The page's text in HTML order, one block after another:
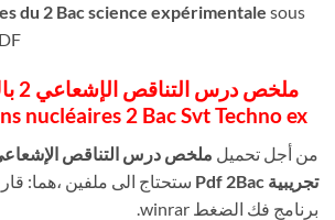
du 2 Bac science expérimentale sous
nucléaires 2 Bac Svt Techno ex
من أجل تحميل ملخص درس التناقص الإشعاعي
تجريبية Pdf 2Bac
برنامج فك الضغط winrar.